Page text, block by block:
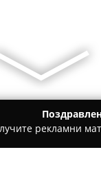
рекламни